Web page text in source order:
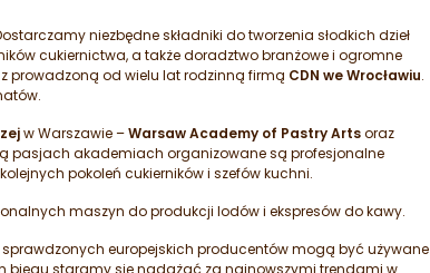
niezbędne składniki do tworzenia słodkich dzieł
cukiernictwa, a także doradztwo branżowe i ogromne
prowadzoną od wielu lat rodzinną firmą CDN we Wrocławiu.
w Warszawie –Warsaw Academy of Pastry Artsoraz
pasjach akademiach organizowane są profesjonalne
pokoleń cukierników i szefów kuchni.
maszyn do produkcji lodów i ekspresów do kawy.
europejskich producentów mogą być używane